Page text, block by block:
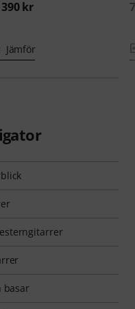
390 kr
Jämför
basar